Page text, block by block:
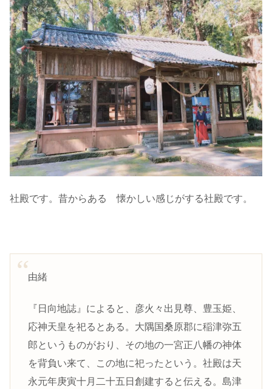
社殿です。昔からある 懐かしい感じがする社殿です。
由緒
『日向地誌』によると、彦火々出見尊、豊玉姫、
応神天皇を祀るとある。大隅国桑原郡に稲津弥五
郎というものがおり、その地の一宮正八幡の神体
を背負い来て、この地に祀ったという。社殿は天
永元年庚寅十月二十五日創建すると伝える。島津